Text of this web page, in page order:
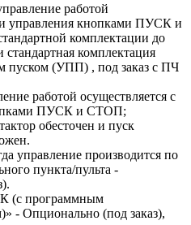
работой
управления кнопками ПУСК и
комплектации до
комплектация
пуском (УПП) , под заказ с ПЧ
работой осуществляется с
ПУСК и СТОП;
обесточен и пуск
управление производится по
пункта/пульта -
(с программным
- Опционально (под заказ),